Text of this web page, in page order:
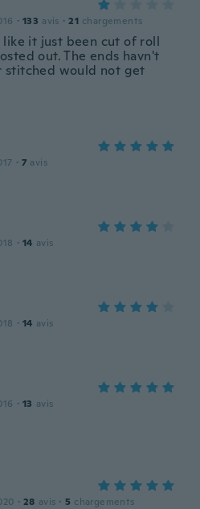
· 133 avis · 21 chargements
like it just been cut of roll
out. The ends havn't
stitched would not get
· 7 avis
· 14 avis
· 14 avis
· 13 avis
· 28 avis · 5 chargements